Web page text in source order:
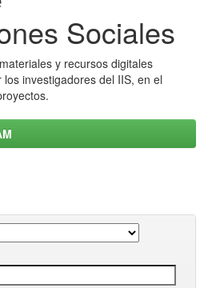
Sociales
y recursos digitales
investigadores del IIS, en el